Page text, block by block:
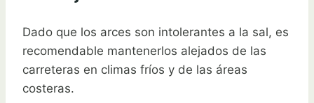
Dado que los arces son intolerantes a la sal, es
recomendable mantenerlos alejados de las
carreteras en climas fríos y de las áreas
costeras.